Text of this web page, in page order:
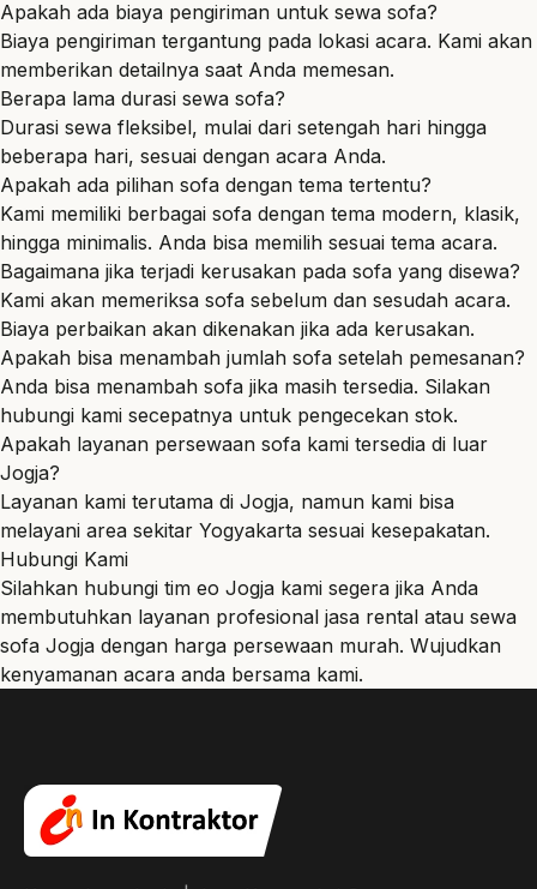
Apakah ada biaya pengiriman untuk sewa sofa?
Biaya pengiriman tergantung pada lokasi acara. Kami akan
memberikan detailnya saat Anda memesan.
Berapa lama durasi sewa sofa?
Durasi sewa fleksibel, mulai dari setengah hari hingga
beberapa hari, sesuai dengan acara Anda.
Apakah ada pilihan sofa dengan tema tertentu?
Kami memiliki berbagai sofa dengan tema modern, klasik,
hingga minimalis. Anda bisa memilih sesuai tema acara.
Bagaimana jika terjadi kerusakan pada sofa yang disewa?
Kami akan memeriksa sofa sebelum dan sesudah acara.
Biaya perbaikan akan dikenakan jika ada kerusakan.
Apakah bisa menambah jumlah sofa setelah pemesanan?
Anda bisa menambah sofa jika masih tersedia. Silakan
hubungi kami secepatnya untuk pengecekan stok.
Apakah layanan persewaan sofa kami tersedia di luar
Jogja?
Layanan kami terutama di Jogja, namun kami bisa
melayani area sekitar Yogyakarta sesuai kesepakatan.
Hubungi Kami
Silahkan hubungi tim eo Jogja kami segera jika Anda
membutuhkan layanan profesional jasa rental atau sewa
sofa Jogja dengan harga persewaan murah. Wujudkan
kenyamanan acara anda bersama kami.